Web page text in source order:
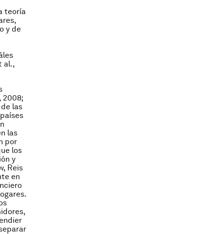
teoría
y de
al.,
2008;
las
las
por
los
y
Reis
en